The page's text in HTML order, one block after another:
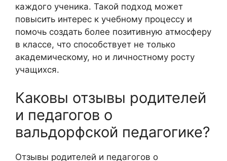
каждого ученика. Такой подход может
повысить интерес к учебному процессу и
помочь создать более позитивную атмосферу
в классе, что способствует не только
академическому, но и личностному росту
учащихся.
Каковы отзывы родителей
и педагогов о
вальдорфской педагогике?
Отзывы родителей и педагогов о